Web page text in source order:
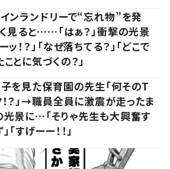
ンランドリーで“忘れ物”を発
見ると……「はぁ？」衝撃の光景
ッ！？」「なぜ落ちてる？」「どこで
とに気づくの？」
を見た保育園の先生「何そのT
？」→職員全員に激震が走ったま
光景に…「そりゃ先生も大興奮す
「すげーー！！」